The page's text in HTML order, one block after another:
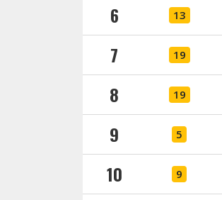
6 13
7 19
8 19
9 5
10 9